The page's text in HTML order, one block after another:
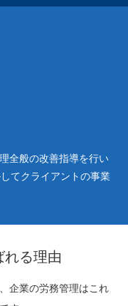
全般の改善指導を行い
てクライアントの事業
れる理由
企業の労務管理はこれ